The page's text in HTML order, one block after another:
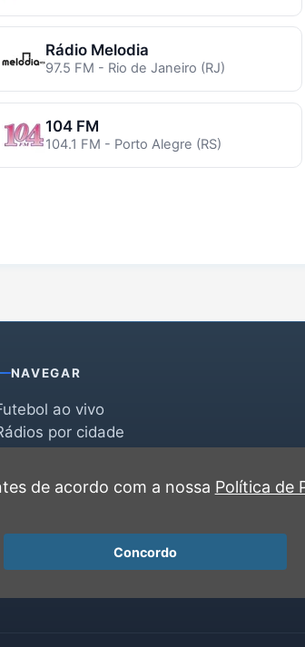
Rádio Melodia
97.5 FM - Rio de Janeiro (RJ)
104 FM
104.1 FM - Porto Alegre (RS)
NAVEGAR
ao vivo
por cidade
Favoritasde acordo com a nossa Política de
Concordo